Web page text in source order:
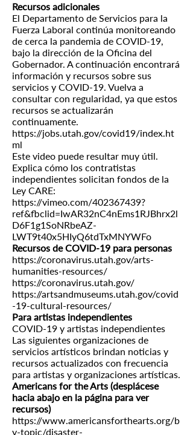
Recursos adicionales
El Departamento de Servicios para la
Fuerza Laboral continúa monitoreando
de cerca la pandemia de COVID-19,
bajo la dirección de la Oficina del
Gobernador. A continuación encontrará
información y recursos sobre sus
servicios y COVID-19. Vuelva a
consultar con regularidad, ya que estos
recursos se actualizarán
continuamente.
https://jobs.utah.gov/covid19/index.ht
ml
Este video puede resultar muy útil.
Explica cómo los contratistas
independientes solicitan fondos de la
Ley CARE:
https://vimeo.com/402367439?
ref&fbclid=IwAR32nC4nEms1RJBhrx2l
D6F1g1SoNRbeAZ-
LWT9t40x5HIyQ6tdTxMNYWFo
Recursos de COVID-19 para personas
https://coronavirus.utah.gov/arts-
humanities-resources/
https://coronavirus.utah.gov/
https://artsandmuseums.utah.gov/covid
-19-cultural-resources/
Para artistas independientes
COVID-19 y artistas independientes
Las siguientes organizaciones de
servicios artísticos brindan noticias y
recursos actualizados con frecuencia
para artistas y organizaciones artísticas.
Americans for the Arts (desplácese
hacia abajo en la página para ver
recursos)
https://www.americansforthearts.org/b
y-topic/disaster-